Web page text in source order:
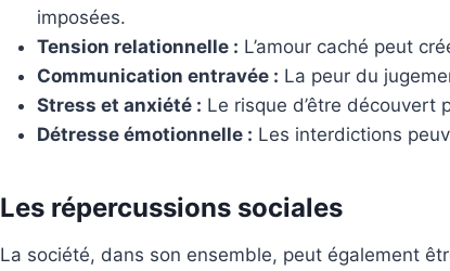
imposées.
Tension relationnelle : L’amour caché peut
Communication entravée : La peur du
Stress et anxiété : Le risque d’être découvert
Détresse émotionnelle : Les interdictions
Les répercussions sociales
La société, dans son ensemble, peut également